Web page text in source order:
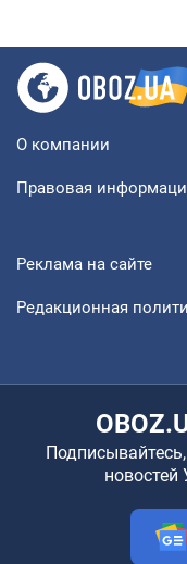
О компании
Правовая
Реклама на сайте
Редакционная
новостей